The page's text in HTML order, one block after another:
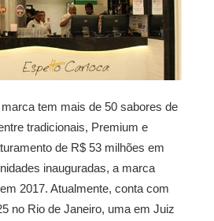
tem mais de 50 sabores de
tradicionais, Premium e
de R$ 53 milhões em
inauguradas, a marca
2017. Atualmente, conta com
no Rio de Janeiro, uma em Juiz